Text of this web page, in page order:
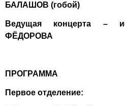
БАЛАШОВ (гобой)
Ведущая концерта –
ФЁДОРОВА
ПРОГРАММА
Первое отделение: